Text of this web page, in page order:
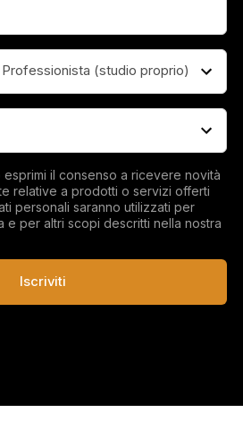
il consenso a ricevere novità
relative a prodotti o servizi offerti
personali saranno utilizzati per
e per altri scopi descritti nella nostra
Iscriviti